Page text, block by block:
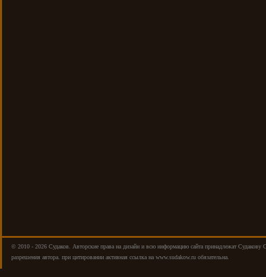
© 2010 - 2026 Cудаков. Авторские права на дизайн и всю информацию сайта принадлежат Судакову
разрешения автора. при цитировании активная ссылка на www.sudakow.ru обязательна.